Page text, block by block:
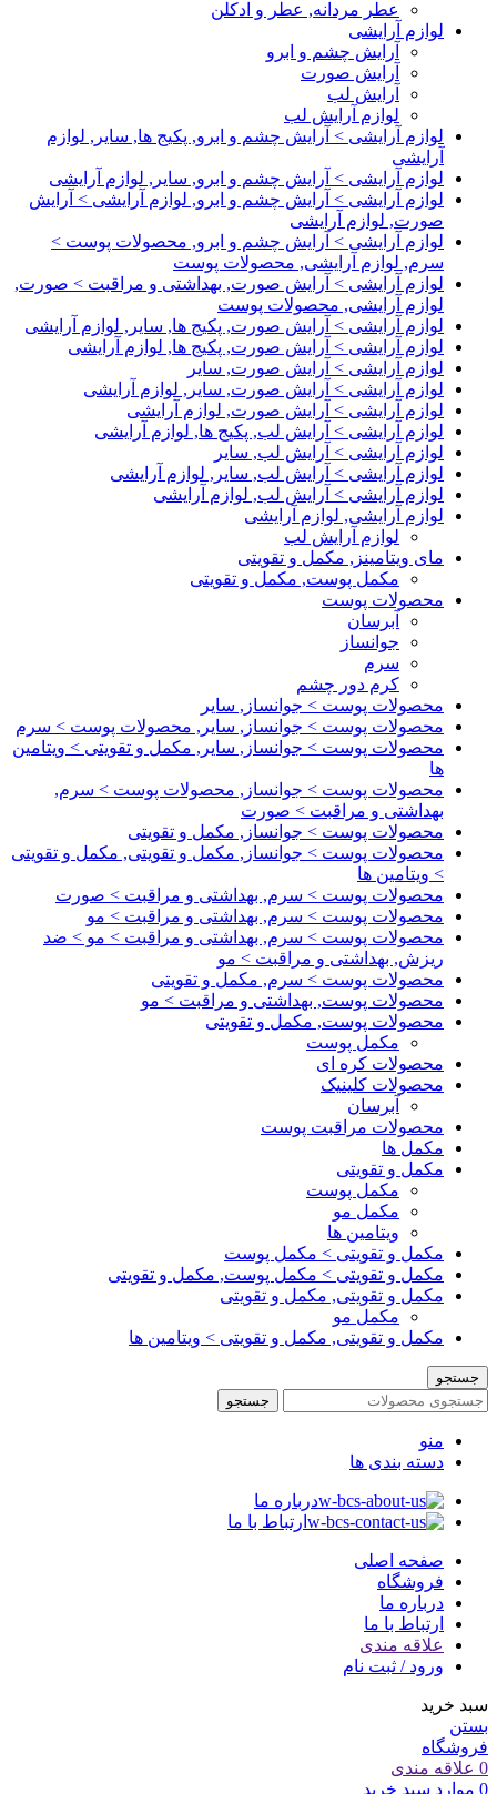
عطر مردانه, عطر و ادکلن
لوازم آرایشی
آرایش چشم و ابرو
آرایش صورت
آرایش لب
لوازم آرایش لب
لوازم آرایشی > آرایش چشم و ابرو, پکیج ها, سایر, لوازم
آرایشی
لوازم آرایشی > آرایش چشم و ابرو, سایر, لوازم آرایشی
لوازم آرایشی > آرایش چشم و ابرو, لوازم آرایشی > آرایش
صورت, لوازم آرایشی
لوازم آرایشی > آرایش چشم و ابرو, محصولات پوست >
سرم, لوازم آرایشی, محصولات پوست
لوازم آرایشی > آرایش صورت, بهداشتی و مراقبت > صورت,
لوازم آرایشی, محصولات پوست
لوازم آرایشی > آرایش صورت, پکیج ها, سایر, لوازم آرایشی
لوازم آرایشی > آرایش صورت, پکیج ها, لوازم آرایشی
لوازم آرایشی > آرایش صورت, سایر
لوازم آرایشی > آرایش صورت, سایر, لوازم آرایشی
لوازم آرایشی > آرایش صورت, لوازم آرایشی
لوازم آرایشی > آرایش لب, پکیج ها, لوازم آرایشی
لوازم آرایشی > آرایش لب, سایر
لوازم آرایشی > آرایش لب, سایر, لوازم آرایشی
لوازم آرایشی > آرایش لب, لوازم آرایشی
لوازم آرایشی, لوازم آرایشی
لوازم آرایش لب
مای ویتامینز, مکمل و تقویتی
مکمل پوست, مکمل و تقویتی
محصولات پوست
آبرسان
جوانساز
سرم
کرم دور چشم
محصولات پوست > جوانساز, سایر
محصولات پوست > جوانساز, سایر, محصولات پوست > سرم
محصولات پوست > جوانساز, سایر, مکمل و تقویتی > ویتامین
ها
محصولات پوست > جوانساز, محصولات پوست > سرم,
بهداشتی و مراقبت > صورت
محصولات پوست > جوانساز, مکمل و تقویتی
محصولات پوست > جوانساز, مکمل و تقویتی, مکمل و تقویتی
> ویتامین ها
محصولات پوست > سرم, بهداشتی و مراقبت > صورت
محصولات پوست > سرم, بهداشتی و مراقبت > مو
محصولات پوست > سرم, بهداشتی و مراقبت > مو > ضد
ریزش, بهداشتی و مراقبت > مو
محصولات پوست > سرم, مکمل و تقویتی
محصولات پوست, بهداشتی و مراقبت > مو
محصولات پوست, مکمل و تقویتی
مکمل پوست
محصولات کره ای
محصولات کلینیک
آبرسان
محصولات مراقبت پوست
مکمل ها
مکمل و تقویتی
مکمل پوست
مکمل مو
ویتامین ها
مکمل و تقویتی > مکمل پوست
مکمل و تقویتی > مکمل پوست, مکمل و تقویتی
مکمل و تقویتی, مکمل و تقویتی
مکمل مو
مکمل و تقویتی, مکمل و تقویتی > ویتامین ها
جستجو
جستجو
منو
دسته بندی ها
درباره ما
ارتباط با ما
صفحه اصلی
فروشگاه
درباره ما
ارتباط با ما
علاقه مندی
ورود / ثبت نام
سبد خرید
بستن
فروشگاه
0 علاقه مندی
0 موارد سبد خرید